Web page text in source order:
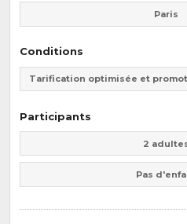
Paris
Conditions
Tarification optimisée et
Participants
2
Pas